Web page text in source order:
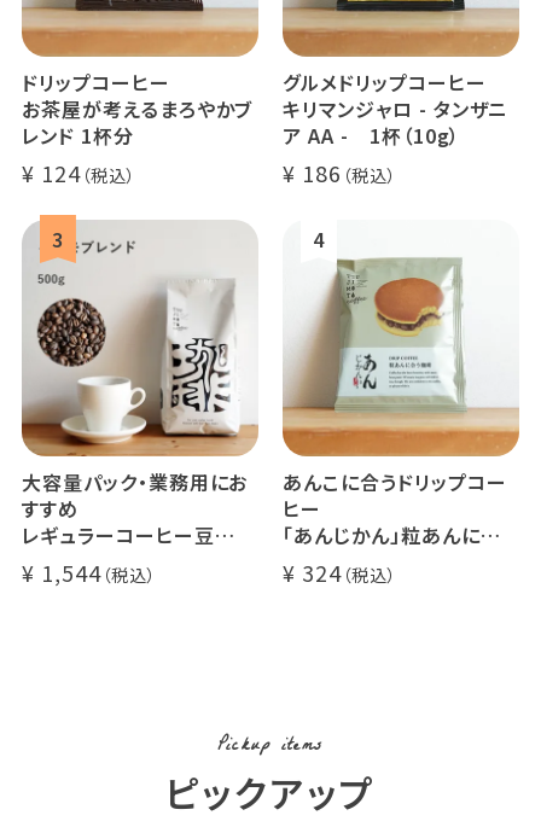
ドリップコーヒー
お茶屋が考えるまろやかブ
レンド 1杯分
124
グルメドリップコーヒー
キリマンジャロ - タンザニ
ア AA - 1杯（10g）
186
大容量パック・業務用にお
すすめ
レギュラーコーヒー豆
イツモブレンド 500g
1,544
あんこに合うドリップコー
ヒー
「あんじかん」粒あんに合う
珈琲 1杯分
324
Pickup items
ピックアップ